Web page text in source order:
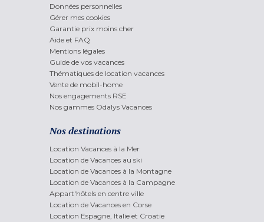
Données personnelles
Gérer mes cookies
Garantie prix moins cher
Aide et FAQ
Mentions légales
Guide de vos vacances
Thématiques de location vacances
Vente de mobil-home
Nos engagements RSE
Nos gammes Odalys Vacances
Nos destinations
Location Vacances à la Mer
Location de Vacances au ski
Location de Vacances à la Montagne
Location de Vacances à la Campagne
Appart'hôtels en centre ville
Location de Vacances en Corse
Location Espagne, Italie et Croatie